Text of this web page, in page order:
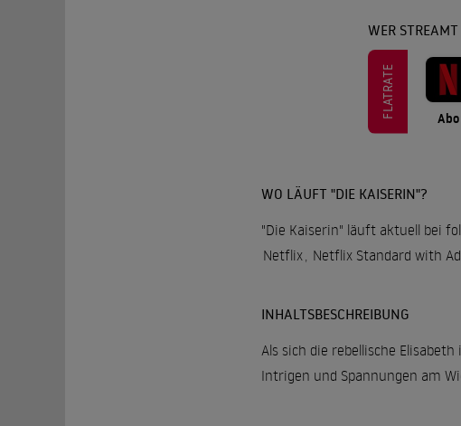
WER
FLATRATE Abo
WO LÄUFT "DIE KAISERIN"?
"Die Kaiserin" läuft aktuell bei
Netflix
Netflix Standard with
INHALTSBESCHREIBUNG
Als sich die rebellische
Intrigen und Spannungen am